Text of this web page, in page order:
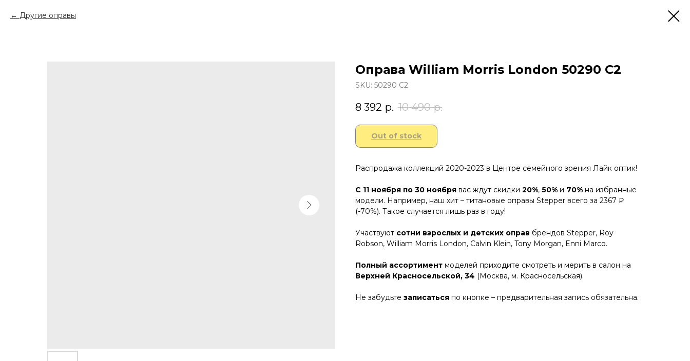
Другие оправы
Оправа William Morris London 50290 C2
SKU: 50290 C2
8 392 р. 10 490 р.
Out of stock
Распродажа коллекций 2020-2023 в Центре семейного зрения Лайк оптик!
С 11 ноября по 30 ноября вас ждут скидки 20%, 50% и 70% на избранные
модели. Например, наш хит – титановые оправы Stepper всего за 2367 ₽
(-70%). Такое случается лишь раз в году!
Участвуют сотни взрослых и детских оправ брендов Stepper, Roy
Robson, William Morris London, Calvin Klein, Tony Morgan, Enni Marco.
Полный ассортимент моделей приходите смотреть и мерить в салон на
Верхней Красносельской, 34 (Москва, м. Красносельская).
Не забудьте записаться по кнопке – предварительная запись обязательна.